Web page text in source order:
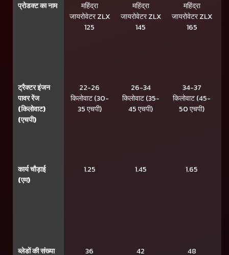
प्रोडक्ट का नाम
ट्रैक्टर इंजन
पावर रेंज
(किलोवाट)
(एचपी)
कार्य चौड़ाई
(एम)
ब्लेडों की संख्या
महिंद्रा
जायरोवेटर ZLX
125
22-26
किलोवाट (30-
35 एचपी)
1.25
36
महिंद्रा
जायरोवेटर ZLX
145
26-34
किलोवाट (35-
45 एचपी)
1.45
42
महिंद्रा
जायरोवेटर ZLX
165
34-37
किलोवाट (45-
50 एचपी)
1.65
48